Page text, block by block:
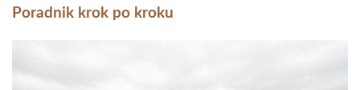
Poradnik krok po kroku